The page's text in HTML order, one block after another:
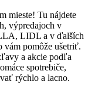
mieste! Tu nájdete
výpredajoch v
LIDL a v ďalších
vám pomôže ušetriť.
a akcie podľa
spotrebiče,
rýchlo a lacno.